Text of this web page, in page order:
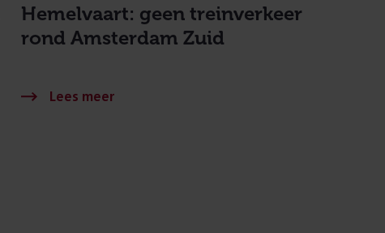
Hemelvaart: geen treinverkeer
rond Amsterdam Zuid